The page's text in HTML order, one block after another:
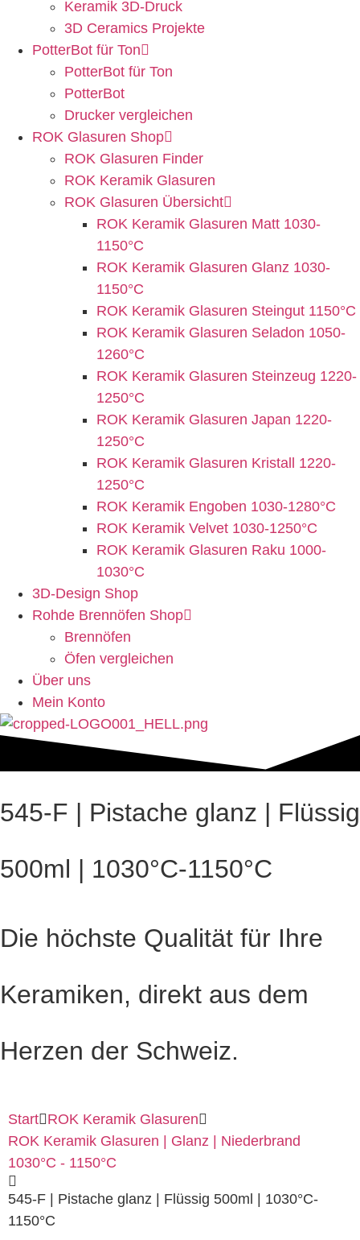
Keramik 3D-Druck
3D Ceramics Projekte
PotterBot für Ton
PotterBot für Ton
PotterBot
Drucker vergleichen
ROK Glasuren Shop
ROK Glasuren Finder
ROK Keramik Glasuren
ROK Glasuren Übersicht
ROK Keramik Glasuren Matt 1030-
1150°C
ROK Keramik Glasuren Glanz 1030-
1150°C
ROK Keramik Glasuren Steingut 1150°C
ROK Keramik Glasuren Seladon 1050-
1260°C
ROK Keramik Glasuren Steinzeug 1220-
1250°C
ROK Keramik Glasuren Japan 1220-
1250°C
ROK Keramik Glasuren Kristall 1220-
1250°C
ROK Keramik Engoben 1030-1280°C
ROK Keramik Velvet 1030-1250°C
ROK Keramik Glasuren Raku 1000-
1030°C
3D-Design Shop
Rohde Brennöfen Shop
Brennöfen
Öfen vergleichen
Über uns
Mein Konto
545-F | Pistache glanz | Flüssig
500ml | 1030°C-1150°C
Die höchste Qualität für Ihre
Keramiken, direkt aus dem
Herzen der Schweiz.
Start ROK Keramik Glasuren
ROK Keramik Glasuren | Glanz | Niederbrand
1030°C - 1150°C
545-F | Pistache glanz | Flüssig 500ml | 1030°C-
1150°C